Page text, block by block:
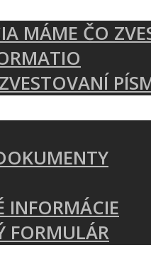
MÁME ČO
INFORMÁCIE
FORMULÁR